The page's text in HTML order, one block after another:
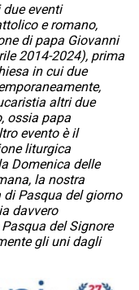
eventi
e romano,
di papa Giovanni
2014-2024), prima
in cui due
altri due
ossia papa
evento è il
liturgica
Domenica delle
la nostra
Pasqua del giorno
davvero
del Signore
gli uni dagli